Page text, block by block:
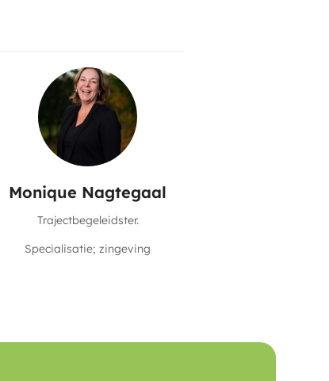
Monique Nagtegaal
Trajectbegeleidster.
Specialisatie; zingeving